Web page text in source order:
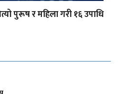
पुरूष र महिला गरी १६ उपाधि